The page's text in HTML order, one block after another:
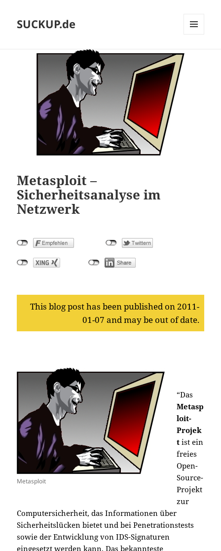
SUCKUP.de
WIDGETS
Metasploit –
Sicherheitsanalyse im
Netzwerk
This blog post has been published on 2011-
01-07 and may be out of date.
Metasploit
“Das
Metasp
loit-
Projek
t ist ein
freies
Open-
Source-
Projekt
zur
Computersicherheit, das Informationen über
Sicherheitslücken bietet und bei Penetrationstests
sowie der Entwicklung von IDS-Signaturen
eingesetzt werden kann. Das bekannteste